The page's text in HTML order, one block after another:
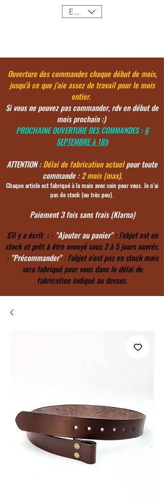
EUR (€)
Ouverture des commandes chaque début de mois,
jusqu'à ceque j'aie assez de travail pour le mois
entier.
Si vous ne pouvez pas commander, rdv en début de
mois prochain :)
PROCHAINE OUVERTURE DES COMMANDES :6
SEPTEMBRE à 18h
ATTENTION :Délai de fabrication actuelpour toute
commande :2 mois (max).
Chaque article est fabriqué à la main avec soin pour vous. Je n'ai
pas de stock (ou très peu).
Paiement 3 fois sans frais (Klarna)
S'il y a écrit : - "Ajouter au panier": l'objet est en
stock et prêt à être envoyé sous 2 à 5 jours ouvrés.
- "Précommander": l'objet n'est pas en stock mais
sera fabriqué pour vous dans le délai de
fabrication indiqué au dessus.